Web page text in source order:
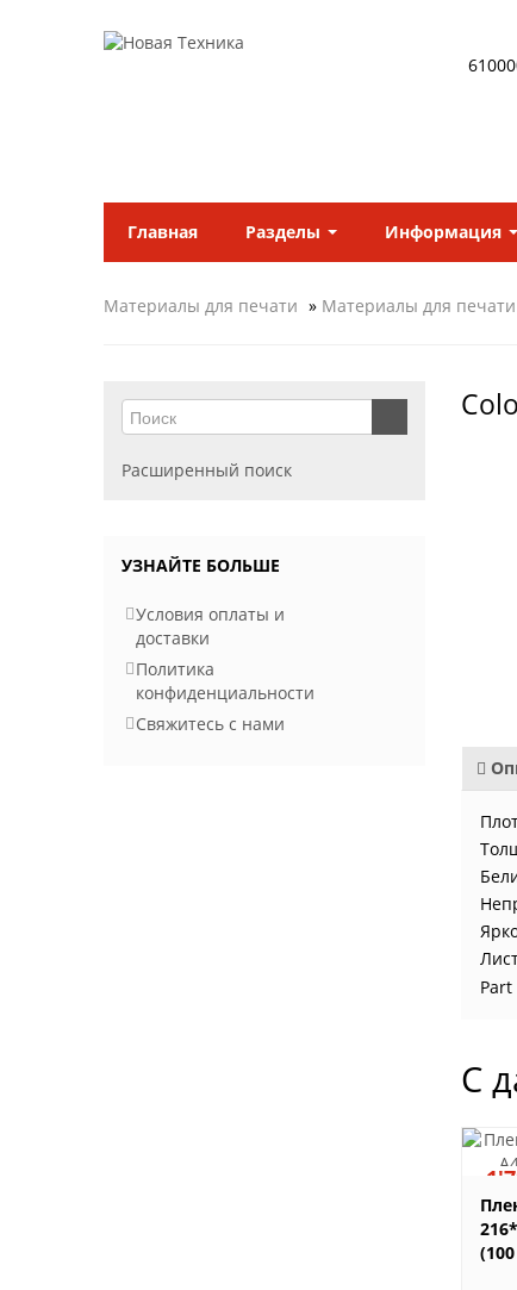
Главная Разделы Информация
Материалы для печати » Материалы для
С
Расширенный поиск
УЗНАЙТЕ БОЛЬШЕ
Условия оплаты и
доставки
Политика
конфиденциальности
Свяжитесь с нами